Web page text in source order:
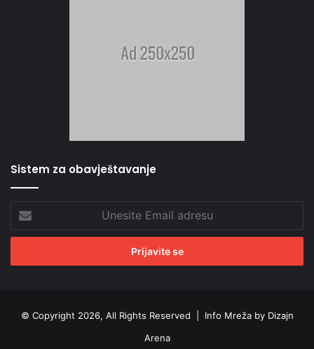
Sistem za obavještavanje
Unesite
Email
adresu
© Copyright 2026, All Rights Reserved | Info Mreža by Dizajn
Arena